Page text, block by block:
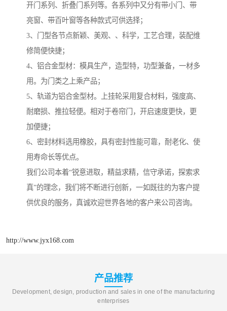
开门系列、折叠门系列等。各系列中又分有带小门、带
亮窗、带百叶窗等各种款式可供选择；
3、门型各节点新颖、美观、、科学，工艺合理，装配维
修简便快捷；
4、铝合金型材：模具生产，造型特，功型兼备，一材多
用。为门类之上乘产品；
5、轨道为铝合金型材。上挂轮采用复合材料，强度高、
耐磨损、推拉轻便。相对于卷帘门，开启速度更快，更
加便捷；
6、密封材料选用橡胶，具有密封性能可靠，耐老化、使
用寿命长等优点。
我们公司本着“锐意进取，精益求精，信守承诺，探索求
真”的理念，我们将不断进行创新，一如既往的为客户提
供优良的服务，真诚欢迎世界各地的客户来公司咨询。
http://www.jyx168.com
产品推荐
Development, design, production and sales in one of the manufacturing
enterprises